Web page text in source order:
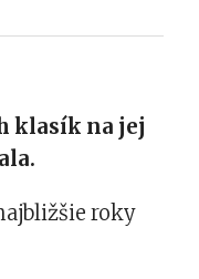
klasík na jej
roky